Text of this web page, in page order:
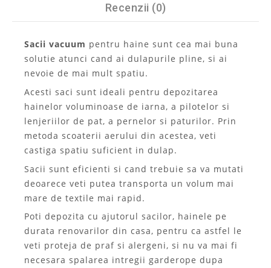
Recenzii (0)
Sacii vacuum pentru haine sunt cea mai buna
solutie atunci cand ai dulapurile pline, si ai
nevoie de mai mult spatiu.
Acesti saci sunt ideali pentru depozitarea
hainelor voluminoase de iarna, a pilotelor si
lenjeriilor de pat, a pernelor si paturilor. Prin
metoda scoaterii aerului din acestea, veti
castiga spatiu suficient in dulap.
Sacii sunt eficienti si cand trebuie sa va mutati
deoarece veti putea transporta un volum mai
mare de textile mai rapid.
Poti depozita cu ajutorul sacilor, hainele pe
durata renovarilor din casa, pentru ca astfel le
veti proteja de praf si alergeni, si nu va mai fi
necesara spalarea intregii garderope dupa